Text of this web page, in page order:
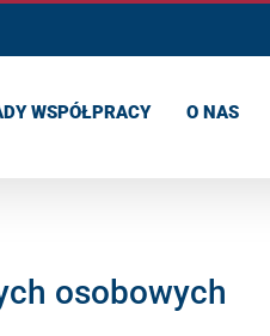
WSPÓŁPRACY O NAS
osobowych